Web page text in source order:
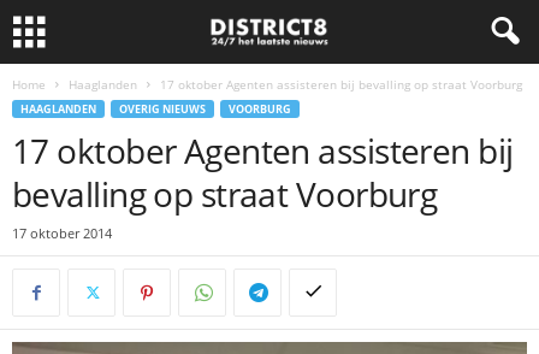
Home Haaglanden 17 oktober Agenten assisteren bij bevalling op straat Voorburg
HAAGLANDEN OVERIG NIEUWS VOORBURG
17 oktober Agenten assisteren bij
bevalling op straat Voorburg
17 oktober 2014